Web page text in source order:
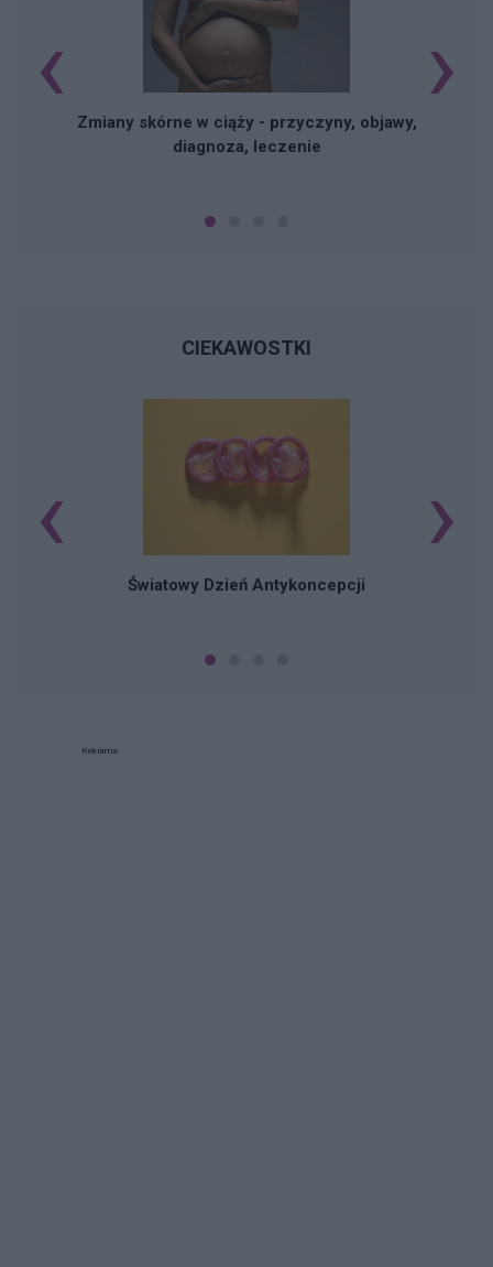
Zmiany skórne w ciąży - przyczyny, objawy,
diagnoza, leczenie
‹ ›
CIEKAWOSTKI
Światowy Dzień Antykoncepcji
‹ ›
Reklama: